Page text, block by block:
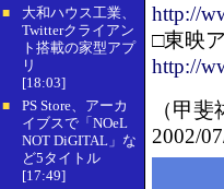
■
大和ハウス工業、
Twitterクライアン
ト搭載の家型アプ
リ
[18:03]
■
PS Store、アーカ
イブスで「NOeL
NOT DiGITAL」な
ど5タイトル
[17:49]
http://
□東映
http://
（甲斐
2002/